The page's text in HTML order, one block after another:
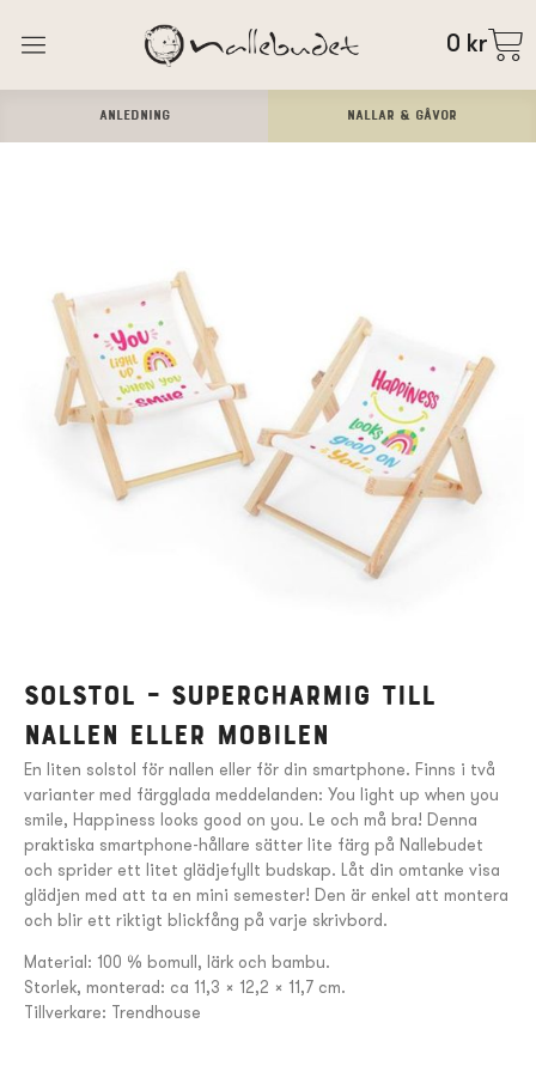
0 kr
ANLEDNING Nallar & Gåvor
Solstol – Supercharmig till
nallen eller mobilen
En liten solstol för nallen eller för din smartphone. Finns i två
varianter med färgglada meddelanden: You light up when you
smile, Happiness looks good on you. Le och må bra! Denna
praktiska smartphone-hållare sätter lite färg på Nallebudet
och sprider ett litet glädjefyllt budskap. Låt din omtanke visa
glädjen med att ta en mini semester! Den är enkel att montera
och blir ett riktigt blickfång på varje skrivbord.
Material: 100 % bomull, lärk och bambu.
Storlek, monterad: ca 11,3 x 12,2 x 11,7 cm.
Tillverkare: Trendhouse